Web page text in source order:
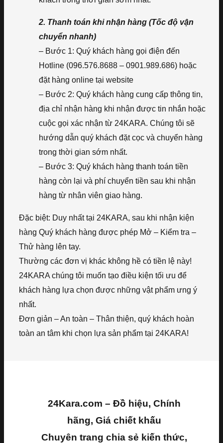
2. Thanh toán khi nhận hàng (Tốc độ vận
chuyển nhanh)
– Bước 1: Quý khách hàng gọi điện đến
Hotline (096.576.8688 – 0901.989.686) hoặc
đặt hàng online tại website
– Bước 2: Quý khách hàng cung cấp thông tin,
địa chỉ nhận hàng khi nhận được tin nhắn hoặc
cuộc gọi xác nhận từ 24KARA. Chúng tôi sẽ
hướng dẫn quý khách đặt cọc và chuyển hàng
trong thời gian sớm nhất.
– Bước 3: Quý khách hàng thanh toán tiền
hàng còn lại và phí chuyển tiền sau khi nhận
hàng từ nhân viên giao hàng.
Đặc biệt: Duy nhất tại 24KARA, sau khi nhận kiện
hàng Quý khách hàng được phép Mở – Kiểm tra –
Thử hàng lên tay.
Thường các đơn vị khác không hề có tiền lệ này!
24KARA chúng tôi muốn tạo điều kiện tối ưu để
khách hàng lựa chọn được những vật phẩm ưng ý
nhất.
Đơn giản – An toàn – Thân thiện, quý khách hoàn
toàn an tâm khi chọn lựa sản phẩm tại 24KARA!
24Kara.com – Đồ hiệu, Chính
hãng, Giá chiết khấu
Chuyên trang chia sẻ kiến thức,